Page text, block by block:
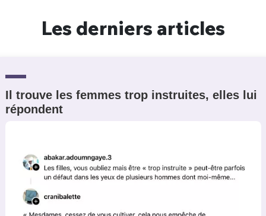
Les derniers articles
Il trouve les femmes trop instruites, elles lui
répondent
Un Thread